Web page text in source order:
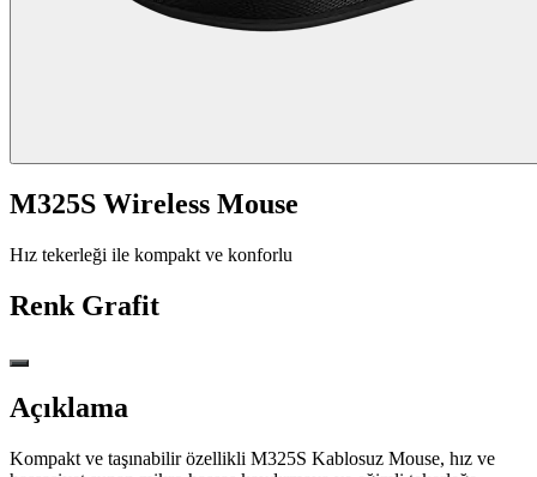
M325S Wireless Mouse
Hız tekerleği ile kompakt ve konforlu
Renk Grafit
Açıklama
Kompakt ve taşınabilir özellikli M325S Kablosuz Mouse, hız ve